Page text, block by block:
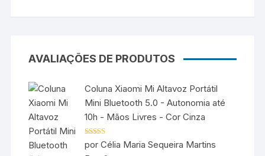
AVALIAÇÕES DE PRODUTOS
Coluna Xiaomi Mi Altavoz Portátil
Mini Bluetooth 5.0 - Autonomia até
10h - Mãos Livres - Cor Cinza
Avaliação5
de 5
por Célia Maria Sequeira Martins